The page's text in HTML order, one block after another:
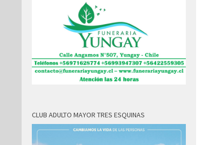
CLUB ADULTO MAYOR TRES ESQUINAS